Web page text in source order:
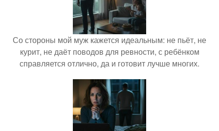
Со стороны мой муж кажется идеальным: не пьёт, не
курит, не даёт поводов для ревности, с ребёнком
справляется отлично, да и готовит лучше многих.